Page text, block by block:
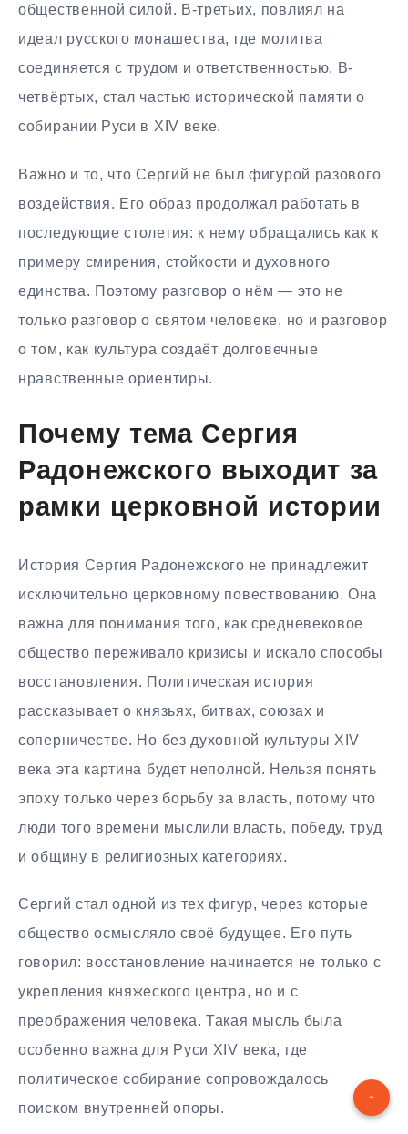
общественной силой. В-третьих, повлиял на
идеал русского монашества, где молитва
соединяется с трудом и ответственностью. В-
четвёртых, стал частью исторической памяти о
собирании Руси в XIV веке.
Важно и то, что Сергий не был фигурой разового
воздействия. Его образ продолжал работать в
последующие столетия: к нему обращались как к
примеру смирения, стойкости и духовного
единства. Поэтому разговор о нём — это не
только разговор о святом человеке, но и разговор
о том, как культура создаёт долговечные
нравственные ориентиры.
Почему тема Сергия
Радонежского выходит за
рамки церковной истории
История Сергия Радонежского не принадлежит
исключительно церковному повествованию. Она
важна для понимания того, как средневековое
общество переживало кризисы и искало способы
восстановления. Политическая история
рассказывает о князьях, битвах, союзах и
соперничестве. Но без духовной культуры XIV
века эта картина будет неполной. Нельзя понять
эпоху только через борьбу за власть, потому что
люди того времени мыслили власть, победу, труд
и общину в религиозных категориях.
Сергий стал одной из тех фигур, через которые
общество осмысляло своё будущее. Его путь
говорил: восстановление начинается не только с
укрепления княжеского центра, но и с
преображения человека. Такая мысль была
особенно важна для Руси XIV века, где
политическое собирание сопровождалось
поиском внутренней опоры.